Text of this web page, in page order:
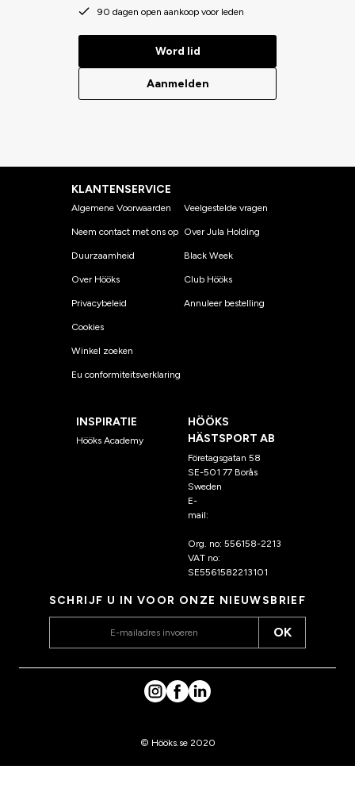
90 dagen open aankoop voor leden
Word lid
Aanmelden
KLANTENSERVICE
Algemene Voorwaarden
Neem contact met ons op
Duurzaamheid
Over Hööks
Privacybeleid
Cookies
Winkel zoeken
Eu conformiteitsverklaring
Veelgestelde vragen
Over Jula Holding
Black Week
Club Hööks
Annuleer bestelling
INSPIRATIE
Hööks Academy
HÖÖKS
HÄSTSPORT AB
Företagsgatan 58
SE-501 77 Borås
Sweden
E-
mail:
Org. no: 556158-2213
VAT no:
SE5561582213101
SCHRIJF U IN VOOR ONZE NIEUWSBRIEF
OK
© Hööks.se 2020